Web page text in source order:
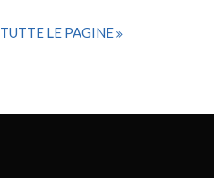
TUTTE LE PAGINE